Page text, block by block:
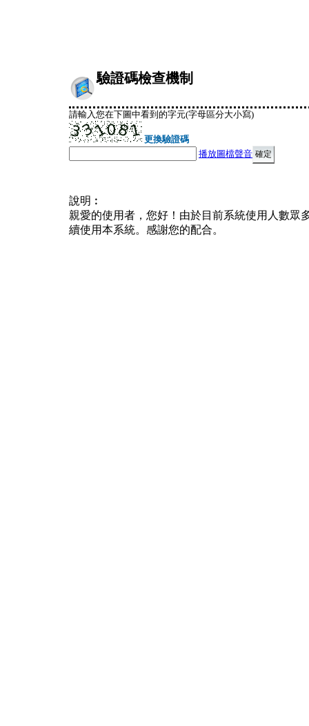
驗證碼檢查機制
請輸入您在下圖中看到的字元(字母區分大小寫)
更換驗證碼
播放圖檔聲音
說明︰
親愛的使用者，您好！由於目前系統使用人數眾
續使用本系統。感謝您的配合。